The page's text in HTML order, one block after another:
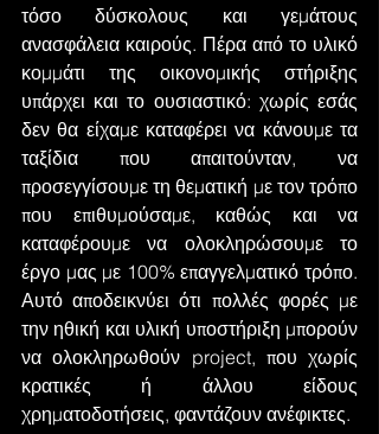
τόσο δύσκολους και γεμάτους
ανασφάλεια καιρούς. Πέρα από το υλικό
κομμάτι της οικονομικής στήριξης
υπάρχει και το ουσιαστικό: χωρίς εσάς
δεν θα είχαμε καταφέρει να κάνουμε τα
ταξίδια που απαιτούνταν, να
προσεγγίσουμε τη θεματική με τον τρόπο
που επιθυμούσαμε, καθώς και να
καταφέρουμε να ολοκληρώσουμε το
έργο μας με 100% επαγγελματικό τρόπο.
Αυτό αποδεικνύει ότι πολλές φορές με
την ηθική και υλική υποστήριξη μπορούν
να ολοκληρωθούν project, που χωρίς
κρατικές ή άλλου είδους
χρηματοδοτήσεις, φαντάζουν ανέφικτες.